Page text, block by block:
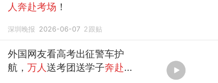
人奔赴考场 ！
深圳晚报 2026-06-07 2跟贴
外国网友看高考出征警车护
航，万人送考团送学子奔赴考